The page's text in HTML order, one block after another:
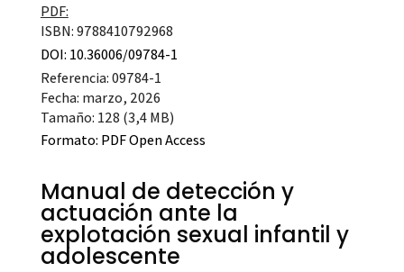
PDF:
ISBN: 9788410792968
DOI: 10.36006/09784-1
Referencia: 09784-1
Fecha: marzo, 2026
Tamaño: 128 (3,4 MB)
Formato: PDF Open Access
Manual de detección y
actuación ante la
explotación sexual infantil y
adolescente